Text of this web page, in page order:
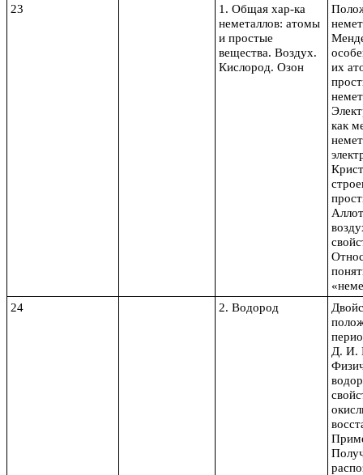
23
1. Общая хар-ка
неметаллов: атомы
и простые
вещества. Воздух.
Кислород. Озон
их
как
24
2. Водород
Д. И.